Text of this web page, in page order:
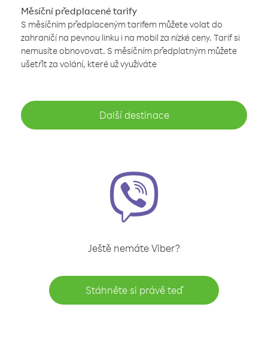
Měsíční předplacené tarify
S měsíčním předplaceným tarifem můžete volat do
zahraničí na pevnou linku i na mobil za nízké ceny. Tarif si
nemusíte obnovovat. S měsíčním předplatným můžete
ušetřit za volání, které už využíváte
Další destinace
Ještě nemáte Viber?
Stáhněte si právě teď